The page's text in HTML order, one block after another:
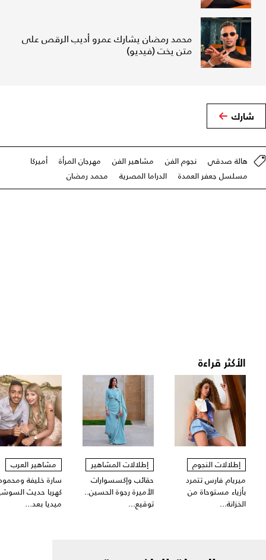
محمد رمضان يشارك عمرو أديب الرقص على
متن يخت (فيديو)
شارك
هالة صدقي نجوم الفن مشاهير الفن مهرجان المرأة
أميركا
مسلسل جعفر العمدة
الدراما المصرية محمد رمضان
الأكثر قراءة
إطلالات النجوم
ميريام فارس تتمرد
بأزياء مستوحاة من
الخزانة...
إطلالات المشاهير
حقائب وإكسسوارات
الأميرة رجوة الحسين..
توقيع...
مشاهير العرب
سارة خليفة
كهربا حديث
ميديا بعد...